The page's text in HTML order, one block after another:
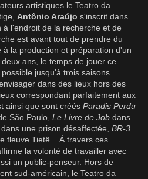
artistiques le Teatro da
Antônio Araújo s'inscrit dans
l'endroit de la recherche et de
est avant tout de prendre du
la production et préparation d'un
ans, le temps de jouer ce
jusqu'à trois saisons
dans des lieux hors des
correspondant parfaitement aux
ainsi que sont créés Paradis Perdu
São Paulo, Le Livre de Job dans
dans une prison désaffectée, BR-3
fleuve Tietê... À travers ces
la volonté de travailler avec
un public-penseur. Hors de
sud-américain, le Teatro da